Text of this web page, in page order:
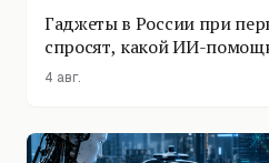
Гаджеты в России при
спросят, какой ИИ-
4 авг.